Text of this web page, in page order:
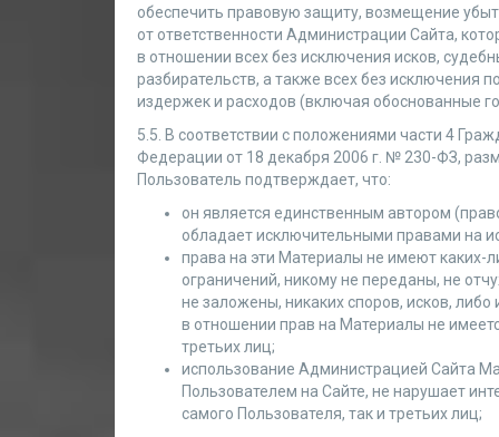
обеспечить правовую защиту, возмещение
от ответственности Администрации Сайта,
в отношении всех без исключения исков,
разбирательств, а также всех без исключения
издержек и расходов (включая обоснованные
5.5. В соответствии с положениями части 4
Федерации от 18 декабря 2006 г. № 230-ФЗ,
Пользователь подтверждает, что:
он является единственным автором
обладает исключительными правами на
права на эти Материалы не имеют каких-
ограничений, никому не переданы, не
не заложены, никаких споров, исков, либо
в отношении прав на Материалы не
третьих лиц;
использование Администрацией Сайта
Пользователем на Сайте, не нарушает
самого Пользователя, так и третьих лиц;